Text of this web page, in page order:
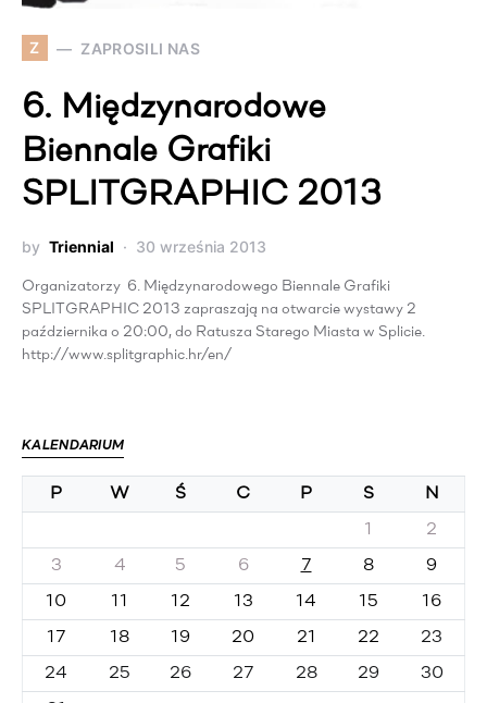
Z ZAPROSILI NAS
6. Międzynarodowe
Biennale Grafiki
SPLITGRAPHIC 2013
by Triennial 30 września 2013
Organizatorzy 6. Międzynarodowego Biennale Grafiki
SPLITGRAPHIC 2013 zapraszają na otwarcie wystawy 2
października o 20:00, do Ratusza Starego Miasta w Splicie.
http://www.splitgraphic.hr/en/
KALENDARIUM
P W Ś C P S N
1 2
3 4 5 6 7 8 9
10 11 12 13 14 15 16
17 18 19 20 21 22 23
24 25 26 27 28 29 30